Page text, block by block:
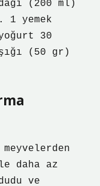
(200 ml)
1 yemek
30
(50 gr)
daha az
ve